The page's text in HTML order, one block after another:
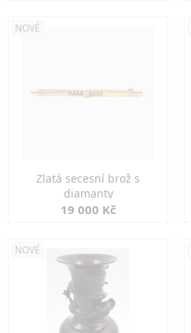
NOVÉ
Zlatá secesní brož s
diamanty
19 000 Kč
NOVÉ